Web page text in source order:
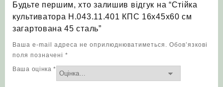
Будьте першим, хто залишив відгук на “Стійка
культиватора Н.043.11.401 КПС 16х45х60 см
загартована 45 сталь”
Ваша e-mail адреса не оприлюднюватиметься. Обов’язкові
поля позначені *
Ваша оцінка*